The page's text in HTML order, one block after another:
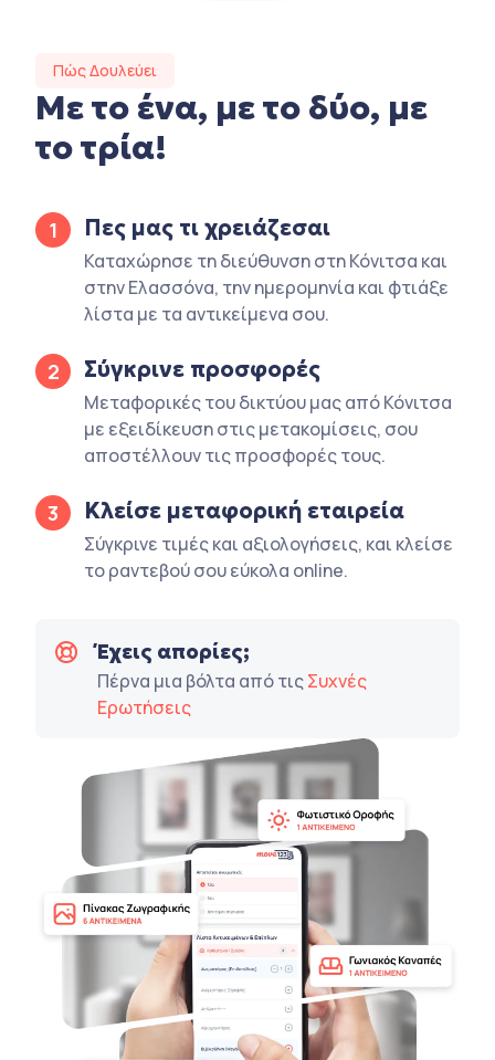
Πώς Δουλεύει
Με το ένα, με το δύο, με
το τρία!
1 Πες μας τι χρειάζεσαι
Καταχώρησε τη διεύθυνση στη Κόνιτσα και
στην Ελασσόνα, την ημερομηνία και φτιάξε
λίστα με τα αντικείμενα σου.
2 Σύγκρινε προσφορές
Μεταφορικές του δικτύου μας από Κόνιτσα
με εξειδίκευση στις μετακομίσεις, σου
αποστέλλουν τις προσφορές τους.
3 Κλείσε μεταφορική εταιρεία
Σύγκρινε τιμές και αξιολογήσεις, και κλείσε
το ραντεβού σου εύκολα online.
Έχεις απορίες;
Πέρνα μια βόλτα από τιςΣυχνές
Ερωτήσεις